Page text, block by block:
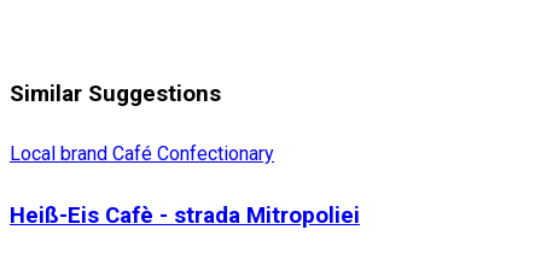
Similar Suggestions
Local brand Café Confectionary
Heiß-Eis Cafè - strada Mitropoliei